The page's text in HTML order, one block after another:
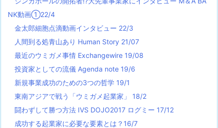
NK動画①22/4
金太郎細胞点滴動画インタビュー 22/3
人間到る処青山あり Human Story 21/07
最近のウミガメ事情 Exchangewire 19/08
投資家としての流儀 Agenda note 19/6
新規事業成功のための3つの哲学 19/1
東南アジアで戦う「ウミガメ起業家」 18/2
闘わずして勝つ方法 IVS DOJO2017 ログミー 17/12
成功する起業家に必要な要素とは？16/7